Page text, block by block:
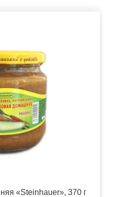
«Steinhauer», 370 г